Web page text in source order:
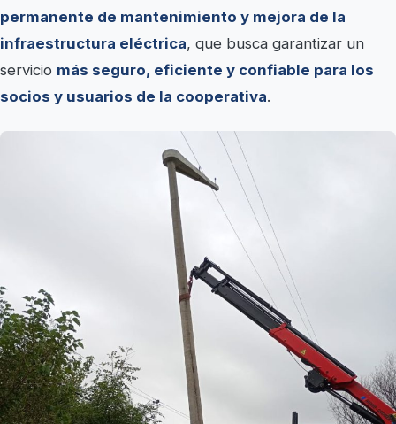
permanente de mantenimiento y mejora de la
infraestructura eléctrica, que busca garantizar un
servicio más seguro, eficiente y confiable para los
socios y usuarios de la cooperativa.